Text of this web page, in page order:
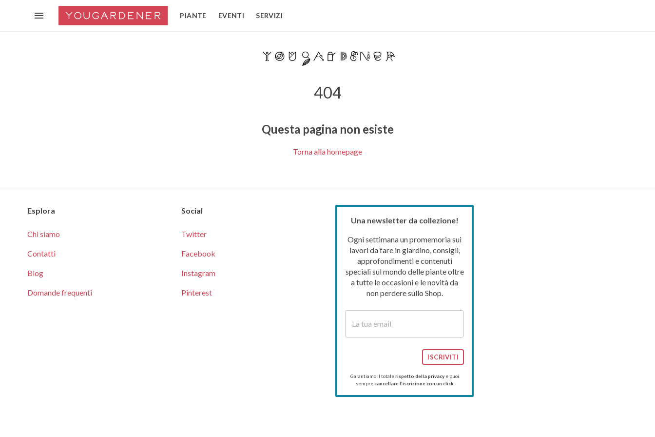
PIANTE EVENTI SERVIZI
404
Questa pagina non esiste
Torna alla homepage
Esplora
Chi siamo
Contatti
Blog
Domande frequenti
Social
Twitter
Facebook
Instagram
Pinterest
Una newsletter da collezione!
Ogni settimana un promemoria sui
lavori da fare in giardino, consigli,
approfondimenti e contenuti
speciali sul mondo delle piante oltre
a tutte le occasioni e le novità da
non perdere sullo Shop.
ISCRIVITI
Garantiamo il totalerispetto della privacye puoi
semprecancellare l'iscrizione con un click